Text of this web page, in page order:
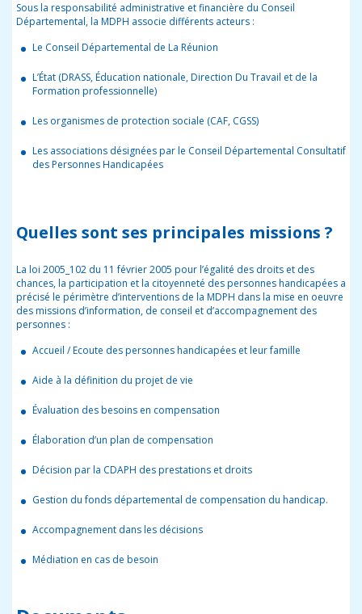
Sous la responsabilité administrative et financière du Conseil
Départemental, la MDPH associe différents acteurs :
Le Conseil Départemental de La Réunion
L’État (DRASS, Éducation nationale, Direction Du Travail et de la
Formation professionnelle)
Les organismes de protection sociale (CAF, CGSS)
Les associations désignées par le Conseil Départemental Consultatif
des Personnes Handicapées
Quelles sont ses principales missions ?
La loi 2005_102 du 11 février 2005 pour l’égalité des droits et des
chances, la participation et la citoyenneté des personnes handicapées a
précisé le périmètre d’interventions de la MDPH dans la mise en oeuvre
des missions d’information, de conseil et d’accompagnement des
personnes :
Accueil / Ecoute des personnes handicapées et leur famille
Aide à la définition du projet de vie
Évaluation des besoins en compensation
Élaboration d’un plan de compensation
Décision par la CDAPH des prestations et droits
Gestion du fonds départemental de compensation du handicap.
Accompagnement dans les décisions
Médiation en cas de besoin